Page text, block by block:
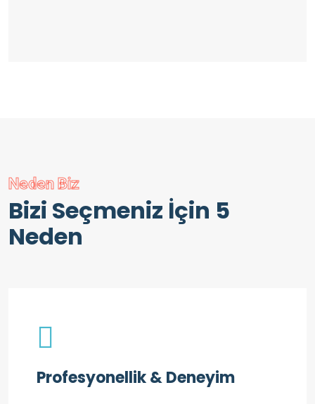
Neden Biz
Bizi Seçmeniz İçin 5
Neden
Profesyonellik & Deneyim